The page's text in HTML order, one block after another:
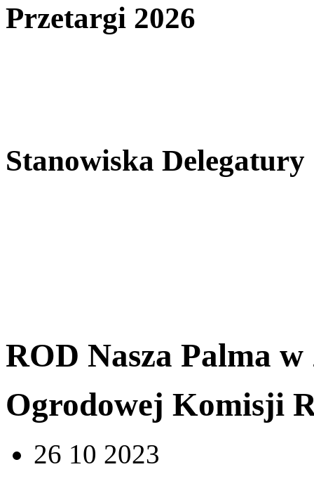
Przetargi 2026
Stanowiska
ROD Nasza Palma
Ogrodowej Komisji
26 10 2023